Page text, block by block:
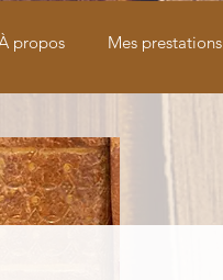
propos Mes prestations